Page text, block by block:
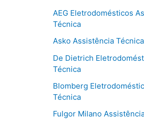
AEG Eletrodomésticos
Técnica
Asko Assistência Técnica
De Dietrich
Técnica
Blomberg
Técnica
Fulgor Milano